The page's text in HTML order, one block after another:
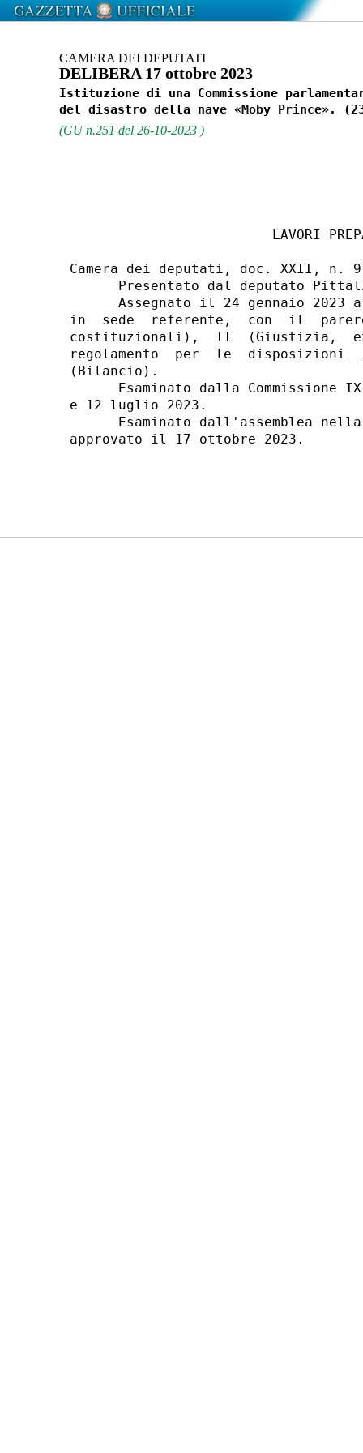
CAMERA DEI DEPUTATI
DELIBERA 17 ottobre 2023
Istituzione di una Commissione
(GU n.251 del 26-10-2023 )
LAVORI
Camera dei deputati, doc. XXII, n.
Presentato dal deputato
Assegnato il 24 gennaio 2023
in  sede  referente,  con  il
costituzionali),  II  (Giustizia,
regolamento  per  le
(Bilancio).
Esaminato dalla Commissione
e 12 luglio 2023.
Esaminato dall'assemblea
approvato il 17 ottobre 2023.